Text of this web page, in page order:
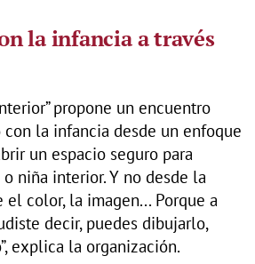
la infancia a través
propone un encuentro
la infancia desde un enfoque
un espacio seguro para
niña interior. Y no desde la
el color, la imagen... Porque a
decir, puedes dibujarlo,
explica la organización.